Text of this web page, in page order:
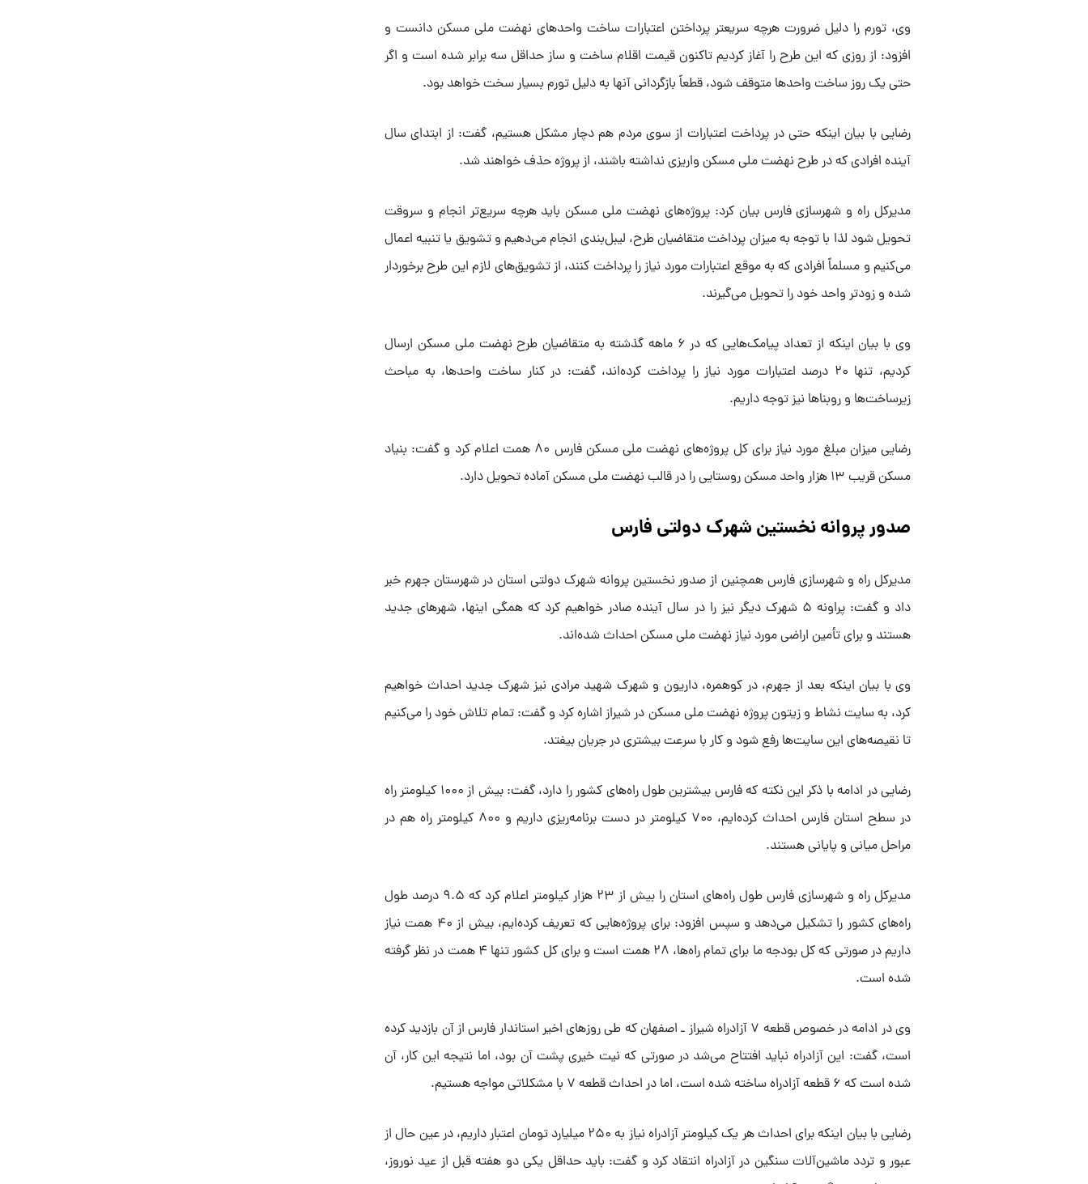
وی، تورم را دلیل ضرورت هرچه سریعتر پرداختن اعتبارات ساخت واحد‌های نهضت ملی مسکن دانست و
افزود: از روزی که این طرح را آغاز کردیم تاکنون قیمت اقلام ساخت و ساز حداقل سه برابر شده است و اگر
حتی یک روز ساخت واحد‌ها متوقف شود، قطعاً بازگردانی آنها به دلیل تورم بسیار سخت خواهد بود.
رضایی با بیان اینکه حتی در پرداخت اعتبارات از سوی مردم هم دچار مشکل هستیم، گفت: از ابتدای سال
آینده افرادی که در طرح نهضت ملی مسکن واریزی نداشته باشند، از پروژه حذف خواهند شد.
مدیرکل راه و شهرسازی فارس بیان کرد: پروژه‌های نهضت ملی مسکن باید هرچه سریع‌تر انجام و سروقت
تحویل شود لذا با توجه به میزان پرداخت متقاضیان طرح، لیبل‌بندی انجام می‌دهیم و تشویق یا تنبیه اعمال
می‌کنیم و مسلماً افرادی که به موقع اعتبارات مورد نیاز را پرداخت کنند، از تشویق‌های لازم این طرح برخوردار
شده و زودتر واحد خود را تحویل می‌گیرند.
وی با بیان اینکه از تعداد پیامک‌هایی که در ۶ ماهه گذشته به متقاضیان طرح نهضت ملی مسکن ارسال
کردیم، تنها ۲۰ درصد اعتبارات مورد نیاز را پرداخت کرده‌اند، گفت: در کنار ساخت واحدها، به مباحث
زیرساخت‌ها و روبنا‌ها نیز توجه داریم.
رضایی میزان مبلغ مورد نیاز برای کل پروژه‌های نهضت ملی مسکن فارس ۸۰ همت اعلام کرد و گفت: بنیاد
مسکن قریب ۱۳ هزار واحد مسکن روستایی را در قالب نهضت ملی مسکن آماده تحویل دارد.
صدور پروانه نخستین شهرک دولتی فارس
مدیرکل راه و شهرسازی فارس همچنین از صدور نخستین پروانه شهرک دولتی استان در شهرستان جهرم خبر
داد و گفت: پراونه ۵ شهرک دیگر نیز را در سال آینده صادر خواهیم کرد که همگی اینها، شهر‌های جدید
هستند و برای تأمین اراضی مورد نیاز نهضت ملی مسکن احداث شده‌اند.
وی با بیان اینکه بعد از جهرم، در کوهمره، داریون و شهرک شهید مرادی نیز شهرک جدید احداث خواهیم
کرد، به سایت نشاط و زیتون پروژه نهضت ملی مسکن در شیراز اشاره کرد و گفت: تمام تلاش خود را می‌کنیم
تا نقیصه‌های این سایت‌ها رفع شود و کار با سرعت بیشتری در جریان بیفتد.
رضایی در ادامه با ذکر این نکته که فارس بیشترین طول راه‌های کشور را دارد، گفت: بیش از ۱۰۰۰ کیلومتر راه
در سطح استان فارس احداث کرده‌ایم، ۷۰۰ کیلومتر در دست برنامه‌ریزی داریم و ۸۰۰ کیلومتر راه هم در
مراحل میانی و پایانی هستند.
مدیرکل راه و شهرسازی فارس طول راه‌های استان را بیش از ۲۳ هزار کیلومتر اعلام کرد که ۹.۵ درصد طول
راه‌های کشور را تشکیل می‌دهد و سپس افزود: برای پروژه‌هایی که تعریف کرده‌ایم، بیش از ۴۰ همت نیاز
داریم در صورتی که کل بودجه ما برای تمام راه‌ها، ۲۸ همت است و برای کل کشور تنها ۴ همت در نظر گرفته
شده است.
وی در ادامه در خصوص قطعه ۷ آزادراه شیراز ـ اصفهان که طی روز‌های اخیر استاندار فارس از آن بازدید کرده
است، گفت: این آزادراه نباید افتتاح می‌شد در صورتی که نیت خیری پشت آن بود، اما نتیجه این کار، آن
شده است که ۶ قطعه آزادراه ساخته شده است، اما در احداث قطعه ۷ با مشکلاتی مواجه هستیم.
رضایی با بیان اینکه برای احداث هر یک کیلومتر آزادراه نیاز به ۲۵۰ میلیارد تومان اعتبار داریم، در عین حال از
عبور و تردد ماشین‌آلات سنگین در آزادراه انتقاد کرد و گفت: باید حداقل یکی دو هفته قبل از عید نوروز،